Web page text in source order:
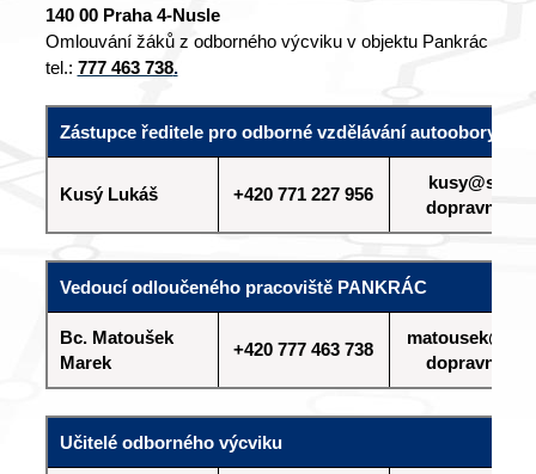
140 00 Praha 4-Nusle
Omlouvání žáků z odborného výcviku v objektu Pankrác
tel.: 777 463 738.
Zástupce ředitele pro odborné vzdělávání autoobory
Kusý Lukáš +420 771 227 956
kusy@sps-
dopravni.cz
Vedoucí odloučeného pracoviště PANKRÁC
Bc. Matoušek
Marek
+420 777 463 738
dopravni.cz
Učitelé odborného výcviku